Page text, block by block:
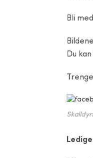
Bli
Du